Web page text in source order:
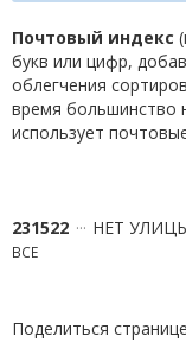
Почтовый индекс
букв или цифр,
облегчения
время большинство
использует
231522 НЕТ
ВСЕ
Поделиться